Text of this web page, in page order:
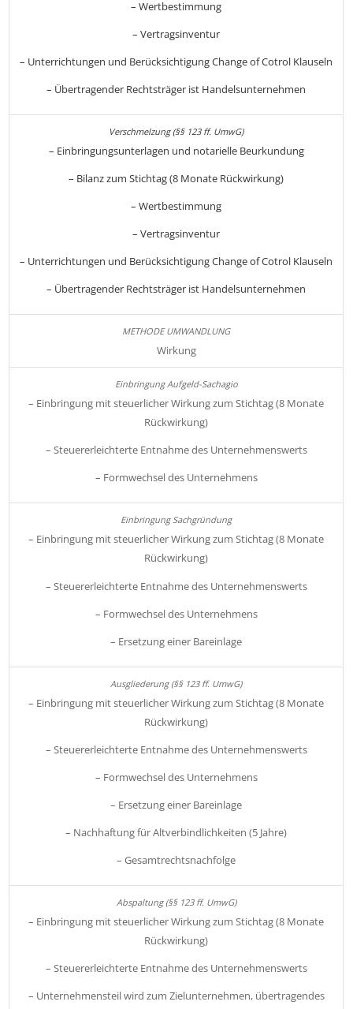
– Wertbestimmung
– Vertragsinventur
– Unterrichtungen und Berücksichtigung Change of Cotrol Klauseln
– Übertragender Rechtsträger ist Handelsunternehmen
– Einbringungsunterlagen und notarielle Beurkundung
– Bilanz zum Stichtag (8 Monate Rückwirkung)
– Wertbestimmung
– Vertragsinventur
– Unterrichtungen und Berücksichtigung Change of Cotrol Klauseln
– Übertragender Rechtsträger ist Handelsunternehmen
Wirkung
– Einbringung mit steuerlicher Wirkung zum Stichtag (8 Monate
Rückwirkung)
– Steuererleichterte Entnahme des Unternehmenswerts
– Formwechsel des Unternehmens
– Einbringung mit steuerlicher Wirkung zum Stichtag (8 Monate
Rückwirkung)
– Steuererleichterte Entnahme des Unternehmenswerts
– Formwechsel des Unternehmens
– Ersetzung einer Bareinlage
– Einbringung mit steuerlicher Wirkung zum Stichtag (8 Monate
Rückwirkung)
– Steuererleichterte Entnahme des Unternehmenswerts
– Formwechsel des Unternehmens
– Ersetzung einer Bareinlage
– Nachhaftung für Altverbindlichkeiten (5 Jahre)
– Gesamtrechtsnachfolge
– Einbringung mit steuerlicher Wirkung zum Stichtag (8 Monate
Rückwirkung)
– Steuererleichterte Entnahme des Unternehmenswerts
– Unternehmensteil wird zum Zielunternehmen, übertragendes